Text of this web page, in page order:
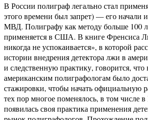
В России полиграф легально стал
этого времени был запрет) — его начали
МВД. Полиграфу как методу больше 100
применяется в США. В книге Френсиса
никогда не успокаивается», в которой
истории внедрения детектора лжи в
и следственную практику, говорится,
американским полиграфологам было
стажировки, чтобы начать официальную
тех пор многое поменялось, в том числе в
появилась своя практика применения